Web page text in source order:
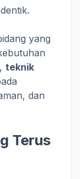
yang
teknik
dan
Terus